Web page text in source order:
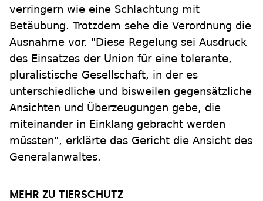
verringern wie eine Schlachtung mit
Betäubung. Trotzdem sehe die Verordnung die
Ausnahme vor. "Diese Regelung sei Ausdruck
des Einsatzes der Union für eine tolerante,
pluralistische Gesellschaft, in der es
unterschiedliche und bisweilen gegensätzliche
Ansichten und Überzeugungen gebe, die
miteinander in Einklang gebracht werden
müssten", erklärte das Gericht die Ansicht des
Generalanwaltes.
MEHR ZU TIERSCHUTZ